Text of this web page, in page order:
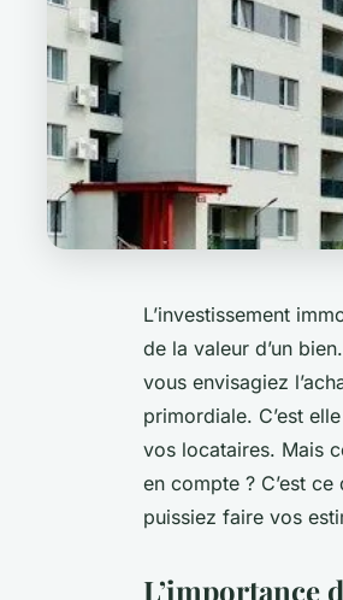
L’investissement
de la valeur d’un
vous envisagiez
primordiale. C’est
vos locataires. Mais
en compte ? C’est
puissiez faire vos
L’importance